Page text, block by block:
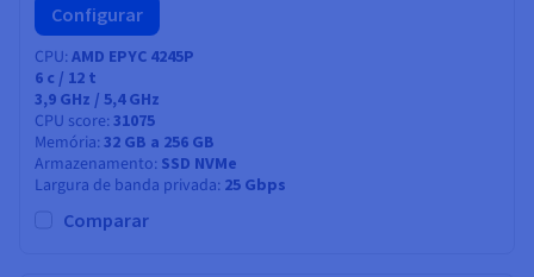
Configurar
CPU AMD EPYC 4245P
6 c / 12 t
3,9 GHz / 5,4 GHz
CPU score 31075
Memória 32 GB a 256 GB
Armazenamento SSD NVMe
Largura de banda privada 25 Gbps
Comparar